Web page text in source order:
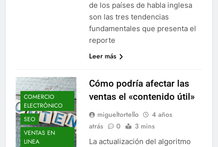
de los países de habla inglesa
son las tres tendencias
fundamentales que presenta el
reporte
Leer más
COMERCIO
ELECTRÓNICO
SEO
VENTAS EN
LINEA
Cómo podría afectar las
ventas el «contenido útil»
migueltortello
4 años
atrás
0 3 mins
La actualización del algoritmo